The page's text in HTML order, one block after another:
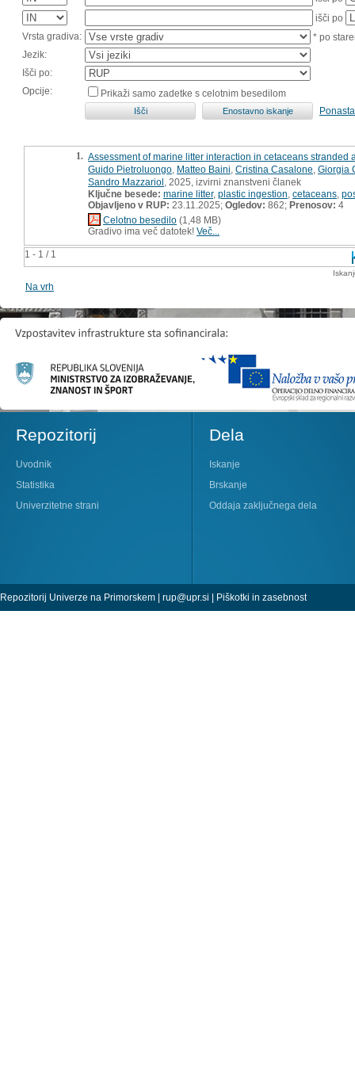
išči po
Vrsta gradiva:
* po
Jezik:
Išči po:
Opcije:
Prikaži samo zadetke s celotnim besedilom
1 - 1 / 1
1. Assessment of marine litter interaction in cetaceans
Guido Pietroluongo Matteo Baini Cristina Casalone Giorgia
Sandro Mazzariol , 2025, izvirni znanstveni članek
Ključne besede: marine litter, plastic ingestion cetaceans
Objavljeno v RUP: 23.11.2025; Ogledov: 862; Prenosov: 4
Celotno besedilo (1,48 MB)
Gradivo ima več datotek! Več...
Na vrh
Repozitorij
Uvodnik
Statistika
Univerzitetne strani
Dela
Iskanje
Brskanje
Oddaja zaključnega dela
Repozitorij Univerze na Primorskem | rup@upr.si | Piškotki in zasebnost